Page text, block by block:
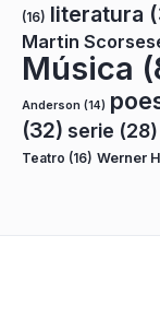
(16) literatura
Martin
Música
Anderson (14)
(32) serie (28)
Teatro (16) Werner